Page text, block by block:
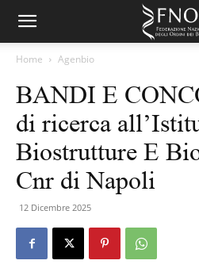
Home Agenbio
BANDI E
di ricerca
Biostrutture E
Cnr di Napoli
12 Dicembre 2025